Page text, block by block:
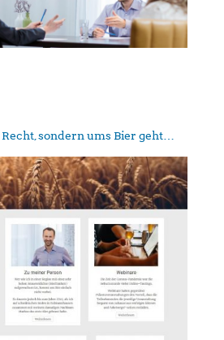
sondern ums Bier geht…